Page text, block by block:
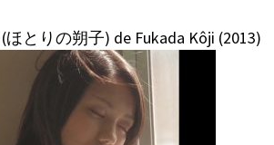
(ほとりの朔子) de Fukada Kôji (2013)